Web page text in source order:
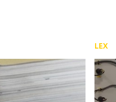
LEX